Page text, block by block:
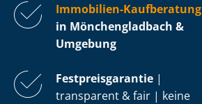
Immobilien-Kaufberatung
in Mönchengladbach &
Umgebung
Fest­preis­ga­ran­tie |
transparent & fair | keine